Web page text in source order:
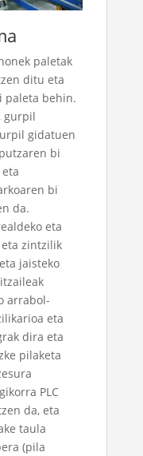
paletak
ditu eta
paleta behin.
gurpil
gidatuen
bi
bi
da.
eta
zintzilik
jaisteko
arrabol-
eta
dira eta
pilaketa
PLC
da, eta
taula
(pila